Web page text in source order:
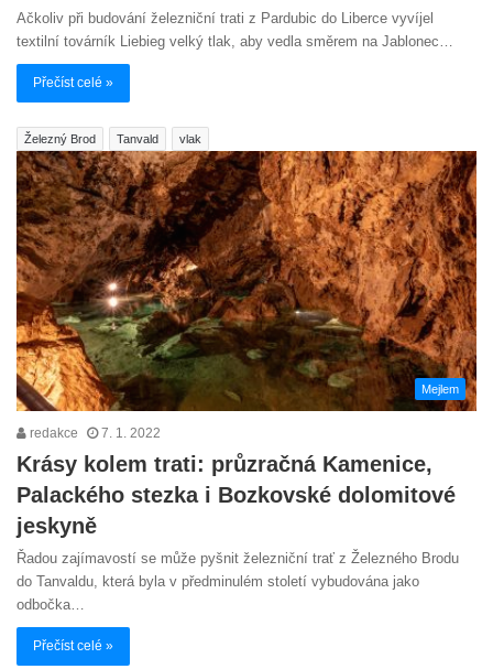
Ačkoliv při budování železniční trati z Pardubic do Liberce vyvíjel
textilní továrník Liebieg velký tlak, aby vedla směrem na Jablonec…
Přečíst celé »
Železný Brod Tanvald vlak
Mejlem
redakce 7. 1. 2022
Krásy kolem trati: průzračná Kamenice,
Palackého stezka i Bozkovské dolomitové
jeskyně
Řadou zajímavostí se může pyšnit železniční trať z Železného Brodu
do Tanvaldu, která byla v předminulém století vybudována jako
odbočka…
Přečíst celé »